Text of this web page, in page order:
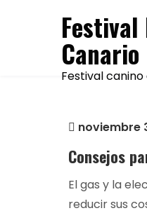
Canario
Festival
noviembre
Consejos
El gas y la
reducir sus